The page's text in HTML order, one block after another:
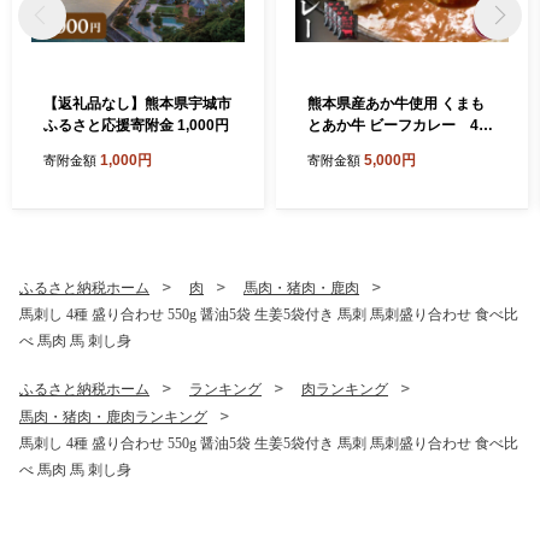
【返礼品なし】熊本県宇城市
ふるさと応援寄附金 1,000円
寄附金額 1,000円
熊本県産あか牛使用 くまも
とあか牛 ビーフカレー 4人
カレー ビーフカレー あか牛
寄附金額 5,000円
ふるさと納税ホーム 肉
馬肉・猪肉・鹿肉
馬刺し 4種 盛り合わせ 550g 醤油5袋 生姜5袋付き 馬刺 馬刺盛り合わせ 食べ比
べ 馬肉 馬 刺し身
ふるさと納税ホーム ランキング
肉ランキング
馬肉・猪肉・鹿肉ランキング
馬刺し 4種 盛り合わせ 550g 醤油5袋 生姜5袋付き 馬刺 馬刺盛り合わせ 食べ比
べ 馬肉 馬 刺し身